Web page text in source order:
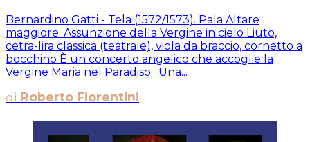
Bernardino Gatti - Tela (1572/1573). Pala Altare
maggiore. Assunzione della Vergine in cielo Liuto,
cetra-lira classica (teatrale), viola da braccio, cornetto a
bocchino È un concerto angelico che accoglie la
Vergine Maria nel Paradiso. Una...
di Roberto Fiorentini